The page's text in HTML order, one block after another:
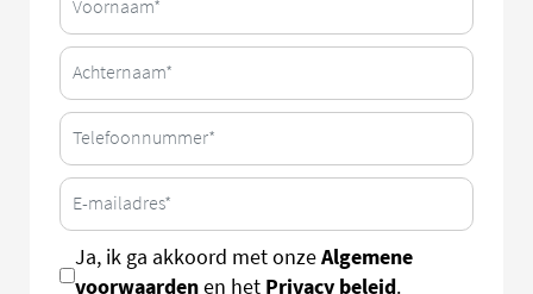
Ja, ik ga akkoord met onzeAlgemene
voorwaardenen het Privacy beleid.